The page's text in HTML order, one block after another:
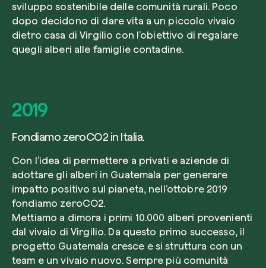
sviluppo sostenibile delle comunità rurali. Poco
dopo decidono di dare vita a un piccolo vivaio
dietro casa di Virgilio con l’obiettivo di regalare
quegli alberi alle famiglie contadine.
2019
Fondiamo zeroCO2 in Italia.
Con l’idea di permettere a privati e aziende di
adottare gli alberi in Guatemala per generare
impatto positivo sul pianeta, nell’ottobre 2019
fondiamo zeroCO2.
Mettiamo a dimora i primi 10.000 alberi provenienti
dal vivaio di Virgilio. Da questo primo successo, il
progetto Guatemala cresce e si struttura con un
team e un vivaio nuovo. Sempre più comunità